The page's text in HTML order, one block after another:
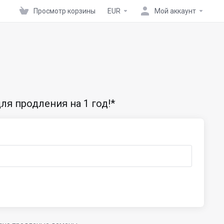
Просмотр корзины EUR Мой аккаунт
продления на 1 год!*